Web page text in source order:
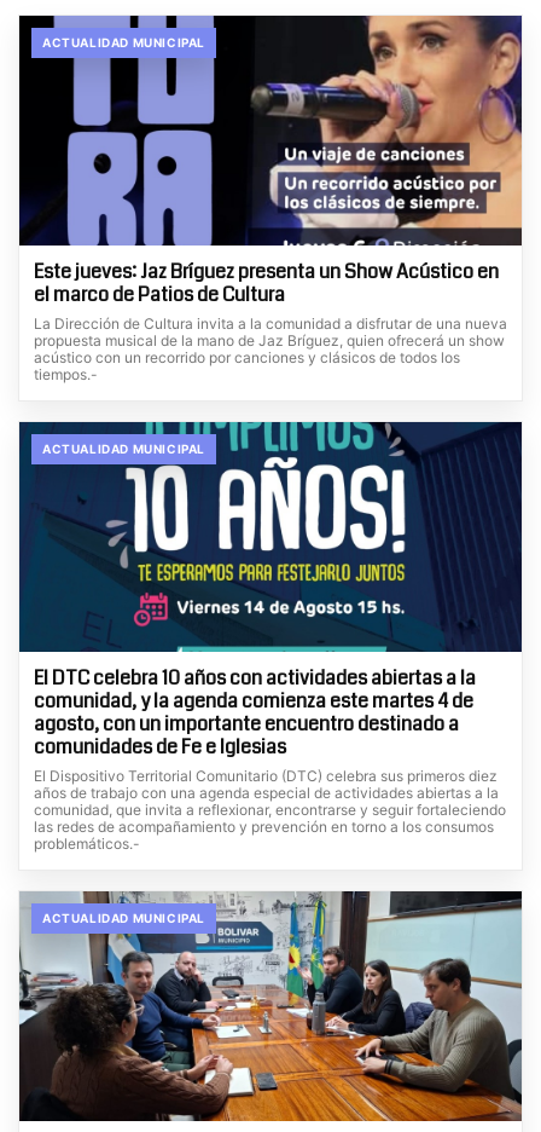
ACTUALIDAD MUNICIPAL
Este jueves: Jaz Bríguez presenta un Show Acústico en
el marco de Patios de Cultura
La Dirección de Cultura invita a la comunidad a disfrutar de una nueva
propuesta musical de la mano de Jaz Bríguez, quien ofrecerá un show
acústico con un recorrido por canciones y clásicos de todos los
tiempos.-
ACTUALIDAD MUNICIPAL
El DTC celebra 10 años con actividades abiertas a la
comunidad, y la agenda comienza este martes 4 de
agosto, con un importante encuentro destinado a
comunidades de Fe e Iglesias
El Dispositivo Territorial Comunitario (DTC) celebra sus primeros diez
años de trabajo con una agenda especial de actividades abiertas a la
comunidad, que invita a reflexionar, encontrarse y seguir fortaleciendo
las redes de acompañamiento y prevención en torno a los consumos
problemáticos.-
ACTUALIDAD MUNICIPAL